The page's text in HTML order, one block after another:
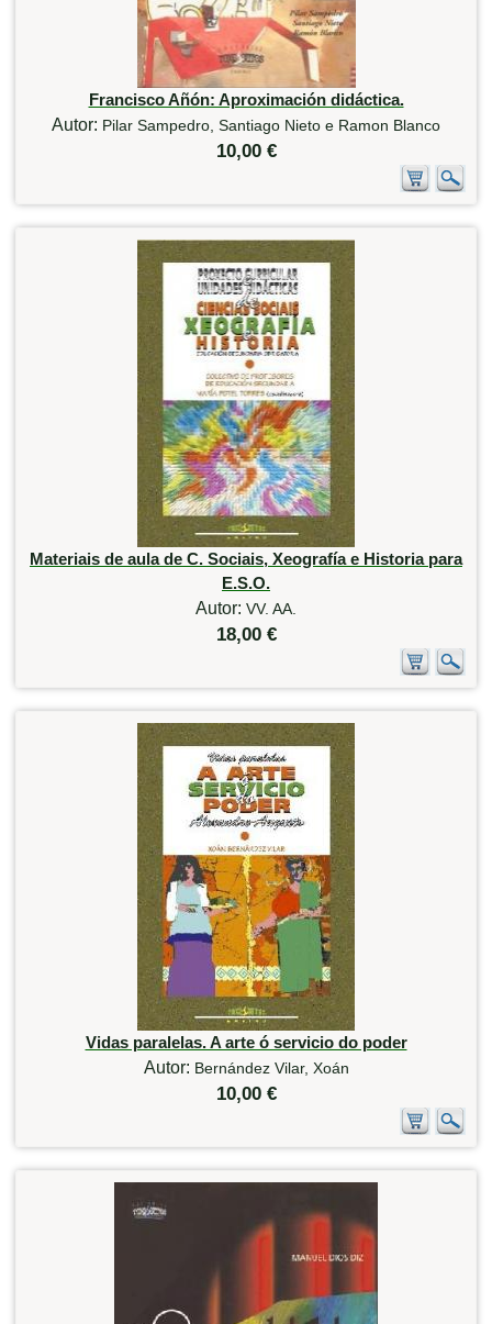
Francisco Añón: Aproximación didáctica.
Autor: Pilar Sampedro, Santiago Nieto e Ramon Blanco
10,00 €
Materiais de aula de C. Sociais, Xeografía e Historia para
E.S.O.
Autor: VV. AA.
18,00 €
Vidas paralelas. A arte ó servicio do poder
Autor: Bernández Vilar, Xoán
10,00 €